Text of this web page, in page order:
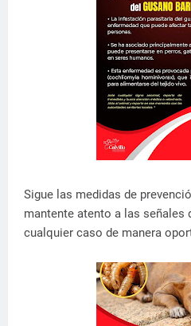
Sigue las medidas de
mantente atento a las señales
cualquier caso de manera